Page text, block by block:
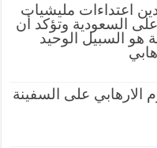
اعتداءات مليشيات
على السعودية وتؤكد أن
هو السبيل الوحيد
الارهابي على السفينة